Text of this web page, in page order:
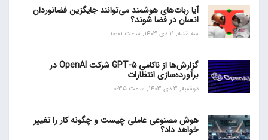
آیا ربات‌های هوشمند می‌توانند جایگزین فضانوردان
انسان در فضا شوند؟
سه شنبه, 11 دی 1403, ساعت 10:01
گزارش‌ها از ناکامی GPT-5 شرکت OpenAI در
برآورده‌سازی انتظارات
دوشنبه, 3 دی 1403, ساعت 0:35
هوش مصنوعی عاملی چیست و چگونه کار را تغییر
خواهد داد؟